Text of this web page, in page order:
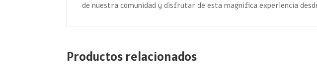
de nuestra comunidad y disfrutar de esta magnifica experiencia
Productos relacionados